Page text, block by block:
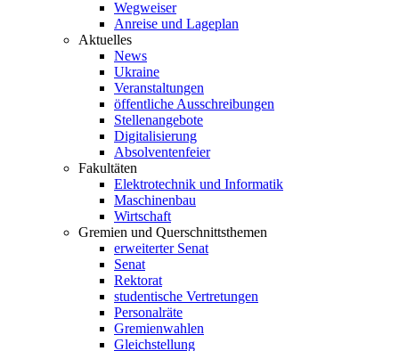
Wegweiser
Anreise und Lageplan
Aktuelles
News
Ukraine
Veranstaltungen
öffentliche Ausschreibungen
Stellenangebote
Digitalisierung
Absolventenfeier
Fakultäten
Elektrotechnik und Informatik
Maschinenbau
Wirtschaft
Gremien und Querschnittsthemen
erweiterter Senat
Senat
Rektorat
studentische Vertretungen
Personalräte
Gremienwahlen
Gleichstellung